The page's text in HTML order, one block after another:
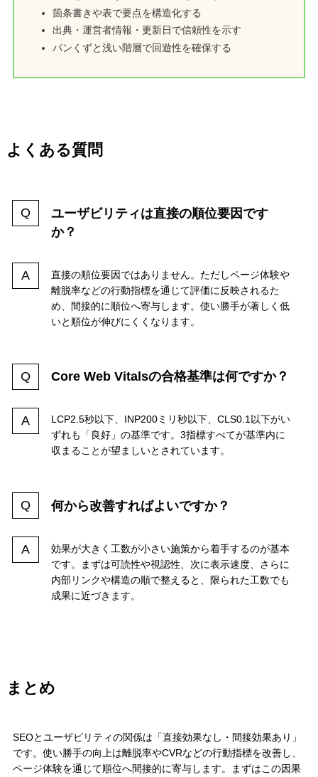
箇条書きや表で要点を構造化する
出典・運営者情報・更新日で信頼性を示す
パンくずと浅い階層で回遊性を確保する
よくある質問
ユーザビリティは直接の順位要因です
か？
直接の順位要因ではありません。ただしページ体験や
離脱率などの行動指標を通じて評価に反映されるた
め、間接的に順位へ寄与します。使い勝手が著しく低
いと順位が伸びにくくなります。
Core Web Vitalsの合格基準は何ですか？
LCP2.5秒以下、INP200ミリ秒以下、CLS0.1以下がい
ずれも「良好」の基準です。3指標すべてが基準内に
収まることが望ましいとされています。
何から改善すればよいですか？
効果が大きく工数が小さい施策から着手するのが基本
です。まずは可読性や視認性、次に表示速度、さらに
内部リンクや構造の順で整えると、限られた工数でも
成果に近づきます。
まとめ
SEOとユーザビリティの関係は「直接効果なし・間接効果あり」
です。使い勝手の向上は離脱率やCVRなどの行動指標を改善し、
ページ体験を通じて順位へ間接的に寄与します。まずはこの因果